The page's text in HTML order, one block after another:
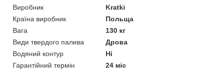
Виробник
Kratki
Країна виробник
Польща
Вага
130 кг
Види твердого палива
Дрова
Водяний контур
Ні
Гарантійний термін
24 міс